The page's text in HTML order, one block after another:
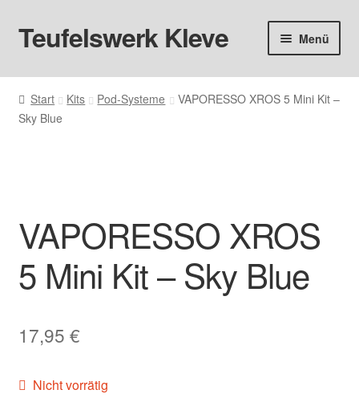
Zur
Navigation
Zum
Inhalt
Teufelswerk Kleve Menü
Startseite
Hardware
Big Puff
Aromen
Basen & Nikotin
Start Kits Pod-Systeme
VAPORESSO XROS 5 Mini Kit –
Sky Blue
VAPORESSO XROS
5 Mini Kit – Sky Blue
17,95 €
Nicht vorrätig